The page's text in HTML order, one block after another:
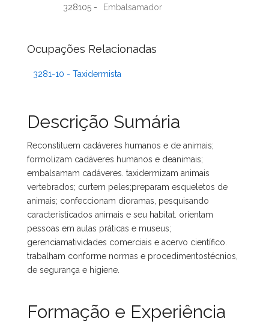
328105 - Embalsamador
Ocupações Relacionadas
3281-10 - Taxidermista
Descrição Sumária
Reconstituem cadáveres humanos e de animais;
formolizam cadáveres humanos e deanimais;
embalsamam cadáveres. taxidermizam animais
vertebrados; curtem peles;preparam esqueletos de
animais; confeccionam dioramas, pesquisando
característicados animais e seu habitat. orientam
pessoas em aulas práticas e museus;
gerenciamatividades comerciais e acervo científico.
trabalham conforme normas e procedimentostécnios,
de segurança e higiene.
Formação e Experiência